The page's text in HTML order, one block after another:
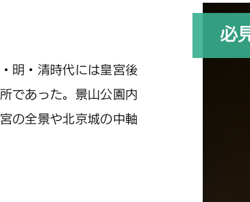
明・清時代には皇宮後
であった。景山公園内
の全景や北京城の中軸
必